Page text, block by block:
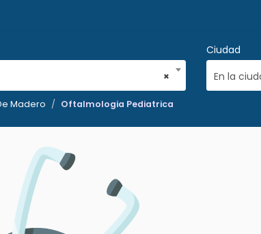
×
Ciudad
En la
Madero Oftalmologia Pediatrica